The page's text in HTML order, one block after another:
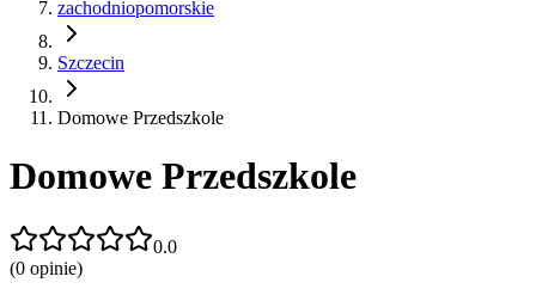
zachodniopomorskie
Szczecin
Domowe Przedszkole
Domowe Przedszkole
0.0
(0 opinie)